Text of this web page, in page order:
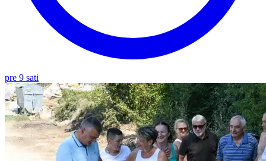
pre 9 sati